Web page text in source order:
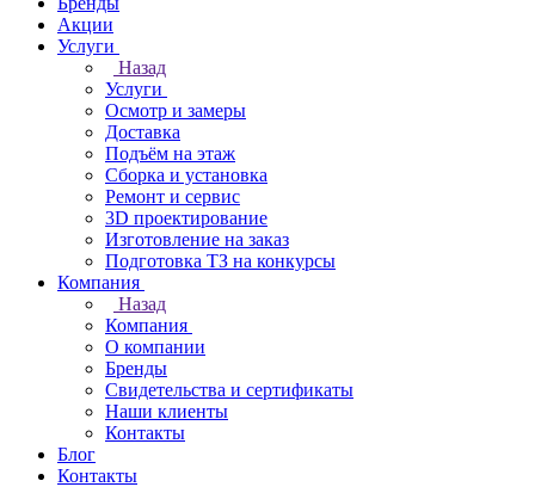
Акции
Услуги
Назад
Услуги
Осмотр и замеры
Доставка
Подъём на этаж
Сборка и установка
Ремонт и сервис
3D проектирование
Изготовление на заказ
Подготовка ТЗ на конкурсы
Компания
Назад
Компания
О компании
Бренды
Свидетельства и сертификаты
Наши клиенты
Контакты
Блог
Контакты